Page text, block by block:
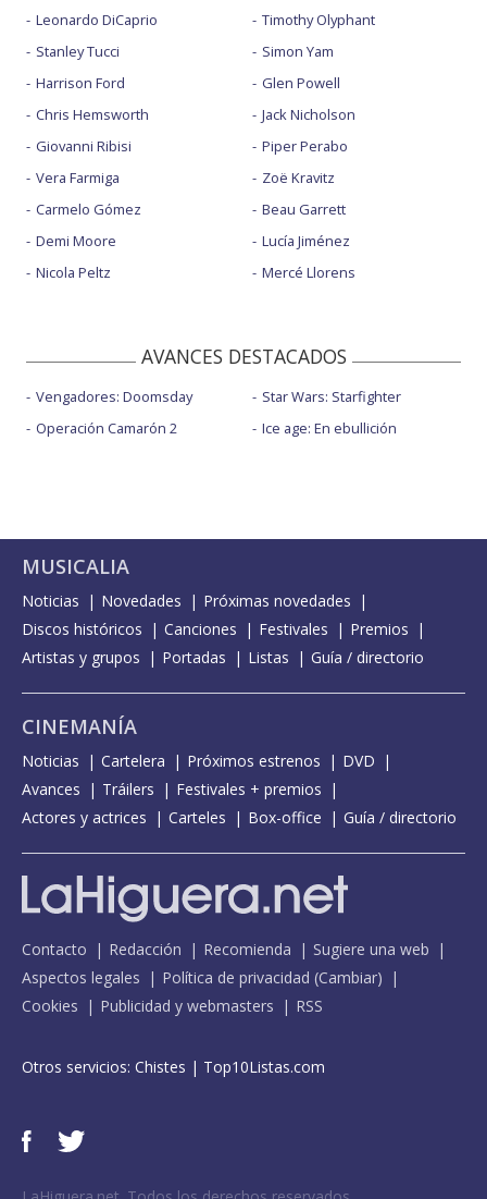
Leonardo DiCaprio
Stanley Tucci
Harrison Ford
Chris Hemsworth
Giovanni Ribisi
Vera Farmiga
Carmelo Gómez
Demi Moore
Nicola Peltz
Timothy Olyphant
Simon Yam
Glen Powell
Jack Nicholson
Piper Perabo
Zoë Kravitz
Beau Garrett
Lucía Jiménez
Mercé Llorens
AVANCES DESTACADOS
Vengadores: Doomsday
Operación Camarón 2
Star Wars: Starfighter
Ice age: En ebullición
MUSICALIA
Noticias Novedades
Próximas novedades
Discos históricos
Canciones Festivales
Premios
Artistas y grupos
Portadas Listas Guía / directorio
CINEMANÍA
Noticias Cartelera Próximos estrenos
DVD
Avances
Tráilers
Festivales + premios
Actores y actrices
Carteles Box-office Guía / directorio
Contacto Redacción Recomienda
Sugiere una web
Aspectos legales
Política de privacidad (Cambiar)
Cookies
Publicidad y webmasters RSS
Otros servicios: Chistes | Top10Listas.com